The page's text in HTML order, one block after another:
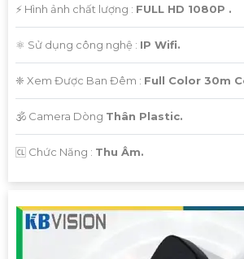
️⚡ Hình ảnh chất lượng : FULL HD 1080P .
⚛️ Sử dụng công nghệ : IP Wifi.
❈ Xem Được Ban Đêm : Full Color 30m
🕉️ Camera Dòng Thân Plastic.
️🆑 Chức Năng : Thu Âm.